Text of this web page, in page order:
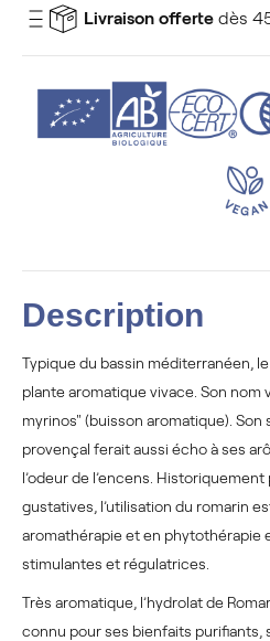
Livraison offerte dès
Description
Typique du bassin méditerranéen,
plante aromatique vivace. Son nom
myrinos" (buisson aromatique). Son
provençal ferait aussi écho à ses
l’odeur de l’encens.
gustatives, l’utilisation du romarin
aromathérapie et en phytothérapie
stimulantes et régulatrices.
Très aromatique, l’hydrolat de
connu pour ses bienfaits purifiants,